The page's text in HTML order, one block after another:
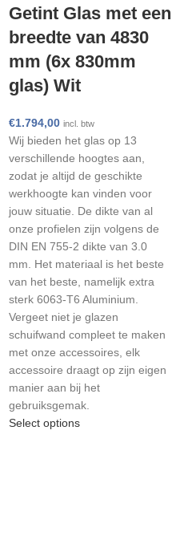
Getint Glas met een
breedte van 4830
mm (6x 830mm
glas) Wit
€1.794,00 incl. btw
Wij bieden het glas op 13
verschillende hoogtes aan,
zodat je altijd de geschikte
werkhoogte kan vinden voor
jouw situatie. De dikte van al
onze profielen zijn volgens de
DIN EN 755-2 dikte van 3.0
mm. Het materiaal is het beste
van het beste, namelijk extra
sterk 6063-T6 Aluminium.
Vergeet niet je glazen
schuifwand compleet te maken
met onze accessoires, elk
accessoire draagt op zijn eigen
manier aan bij het
gebruiksgemak.
Select options